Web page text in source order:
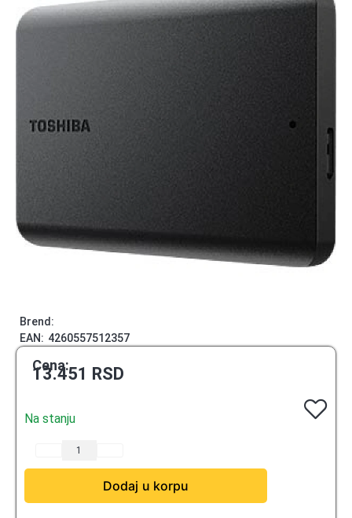
Brend:
EAN: 4260557512357
Cena:
13.451 RSD
Na stanju
Dodaj u korpu